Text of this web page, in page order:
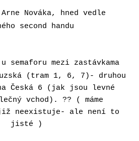
Nováka, hned vedle
second handu
u semaforu mezi zastávkama
(tram 1, 6, 7)- druhou
Česká 6 (jak jsou levné
vchod). ?? ( máme
neexistuje- ale není to
jisté )